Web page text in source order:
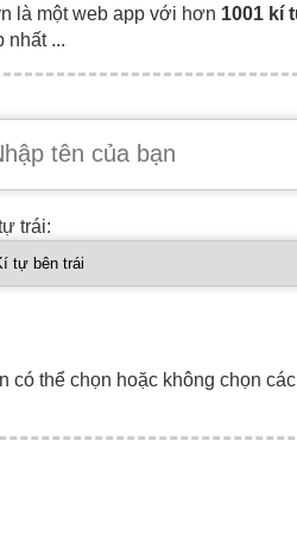
là một web app với hơn 1001 kí
nhất ...
trái:
có thể chọn hoặc không chọn